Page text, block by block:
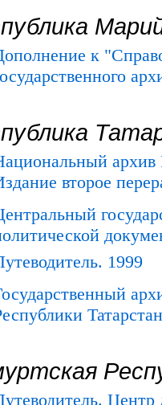
к
архив
второе
1999